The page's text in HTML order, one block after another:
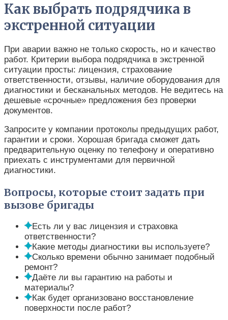
Как выбрать подрядчика в
экстренной ситуации
При аварии важно не только скорость, но и качество
работ. Критерии выбора подрядчика в экстренной
ситуации просты: лицензия, страхование
ответственности, отзывы, наличие оборудования для
диагностики и бесканальных методов. Не ведитесь на
дешевые «срочные» предложения без проверки
документов.
Запросите у компании протоколы предыдущих работ,
гарантии и сроки. Хорошая бригада сможет дать
предварительную оценку по телефону и оперативно
приехать с инструментами для первичной
диагностики.
Вопросы, которые стоит задать при
вызове бригады
Есть ли у вас лицензия и страховка
ответственности?
Какие методы диагностики вы используете?
Сколько времени обычно занимает подобный
ремонт?
Даёте ли вы гарантию на работы и
материалы?
Как будет организовано восстановление
поверхности после работ?